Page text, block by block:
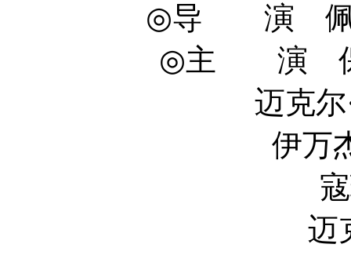
◎导 演 佩顿
◎主 演 保
迈克尔·道格
伊万杰琳·莉
寇瑞·斯
迈克尔·佩